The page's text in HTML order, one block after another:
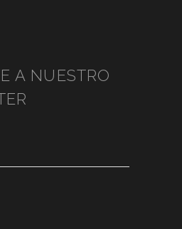
A NUESTRO